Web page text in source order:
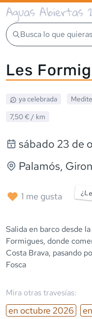
Aguas Abiertas
Busca lo que
Les
ya celebrada
7,50 € / km
sábado 23 de
Palamós,
1 me gusta
Salida en barco desde
Formigues, donde
Costa Brava, pasando
Fosca
Mira otras travesías:
en octubre 2026 en